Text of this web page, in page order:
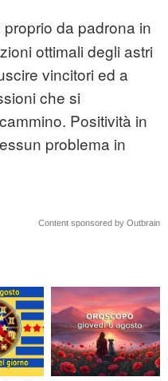
da padrona in
ottimali degli astri
vincitori ed a
che si
Positività in
problema in
Content sponsored by Outbrain